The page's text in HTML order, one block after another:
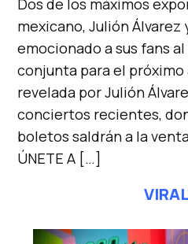
Dos de los máximos
mexicano, Julión Álvarez
emocionado a sus fans
conjunta para el
revelada por Julión
conciertos recientes,
boletos saldrán a la
ÚNETE A […]